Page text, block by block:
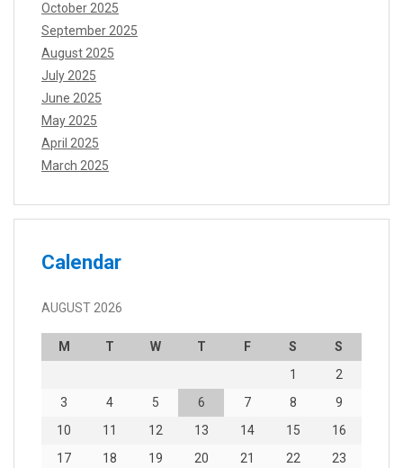
October 2025
September 2025
August 2025
July 2025
June 2025
May 2025
April 2025
March 2025
Calendar
AUGUST 2026
M T W T F S
S
1
2
3
4 5 6 7 8
9
10
11 12 13 14 15
16
17
18 19 20 21 22
23